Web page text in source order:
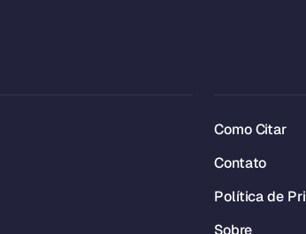
Como Citar
Contato
Política de
Sobre